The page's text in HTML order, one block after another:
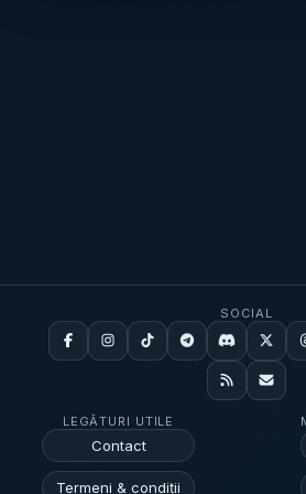
LEGĂTURI UTILE
Contact
Termeni & condiții
SOCIAL